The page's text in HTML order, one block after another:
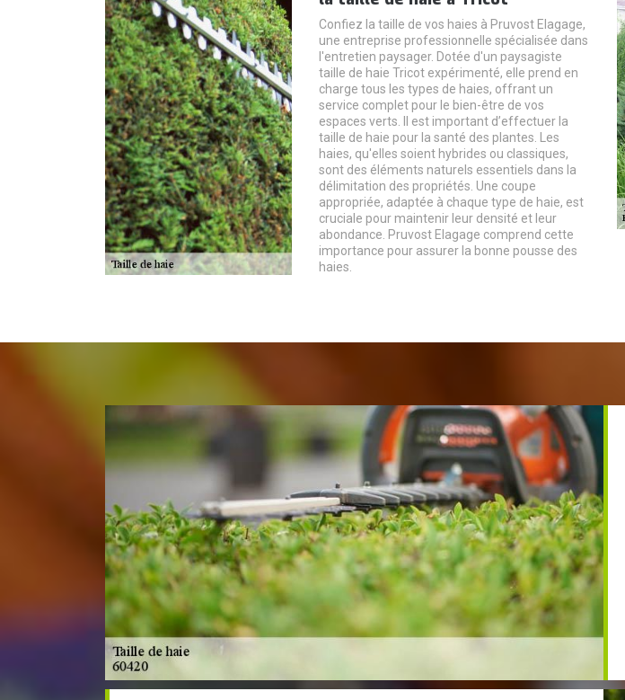
Confiez la taille de vos haies à Pruvost Elagage,
une entreprise professionnelle spécialisée dans
l'entretien paysager. Dotée d'un paysagiste
taille de haie Tricot expérimenté, elle prend en
charge tous les types de haies, offrant un
service complet pour le bien-être de vos
espaces verts. Il est important d’effectuer la
taille de haie pour la santé des plantes. Les
haies, qu'elles soient hybrides ou classiques,
sont des éléments naturels essentiels dans la
délimitation des propriétés. Une coupe
appropriée, adaptée à chaque type de haie, est
cruciale pour maintenir leur densité et leur
abondance. Pruvost Elagage comprend cette
importance pour assurer la bonne pousse des
haies.